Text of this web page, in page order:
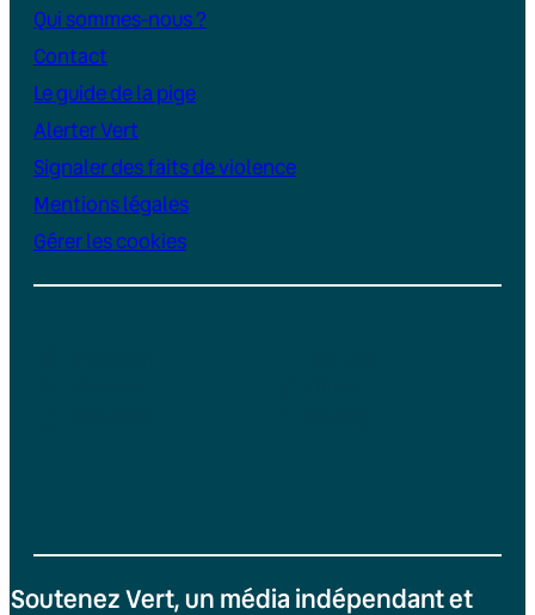
Qui sommes-nous ?
Contact
Le guide de la pige
Alerter Vert
Signaler des faits de violence
Mentions légales
Gérer les cookies
Soutenez Vert, un média indépendant et